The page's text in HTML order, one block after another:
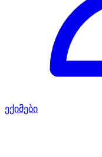
ექიმები